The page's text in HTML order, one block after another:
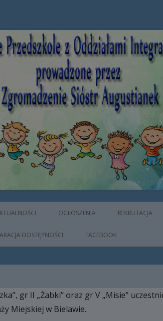
Integracyjnymi
OGŁOSZENIA REKRUTACJA
DOSTĘPNOŚCI FACEBOOK
gr II „Żabki” oraz gr V „Misie”
Miejskiej w Bielawie.